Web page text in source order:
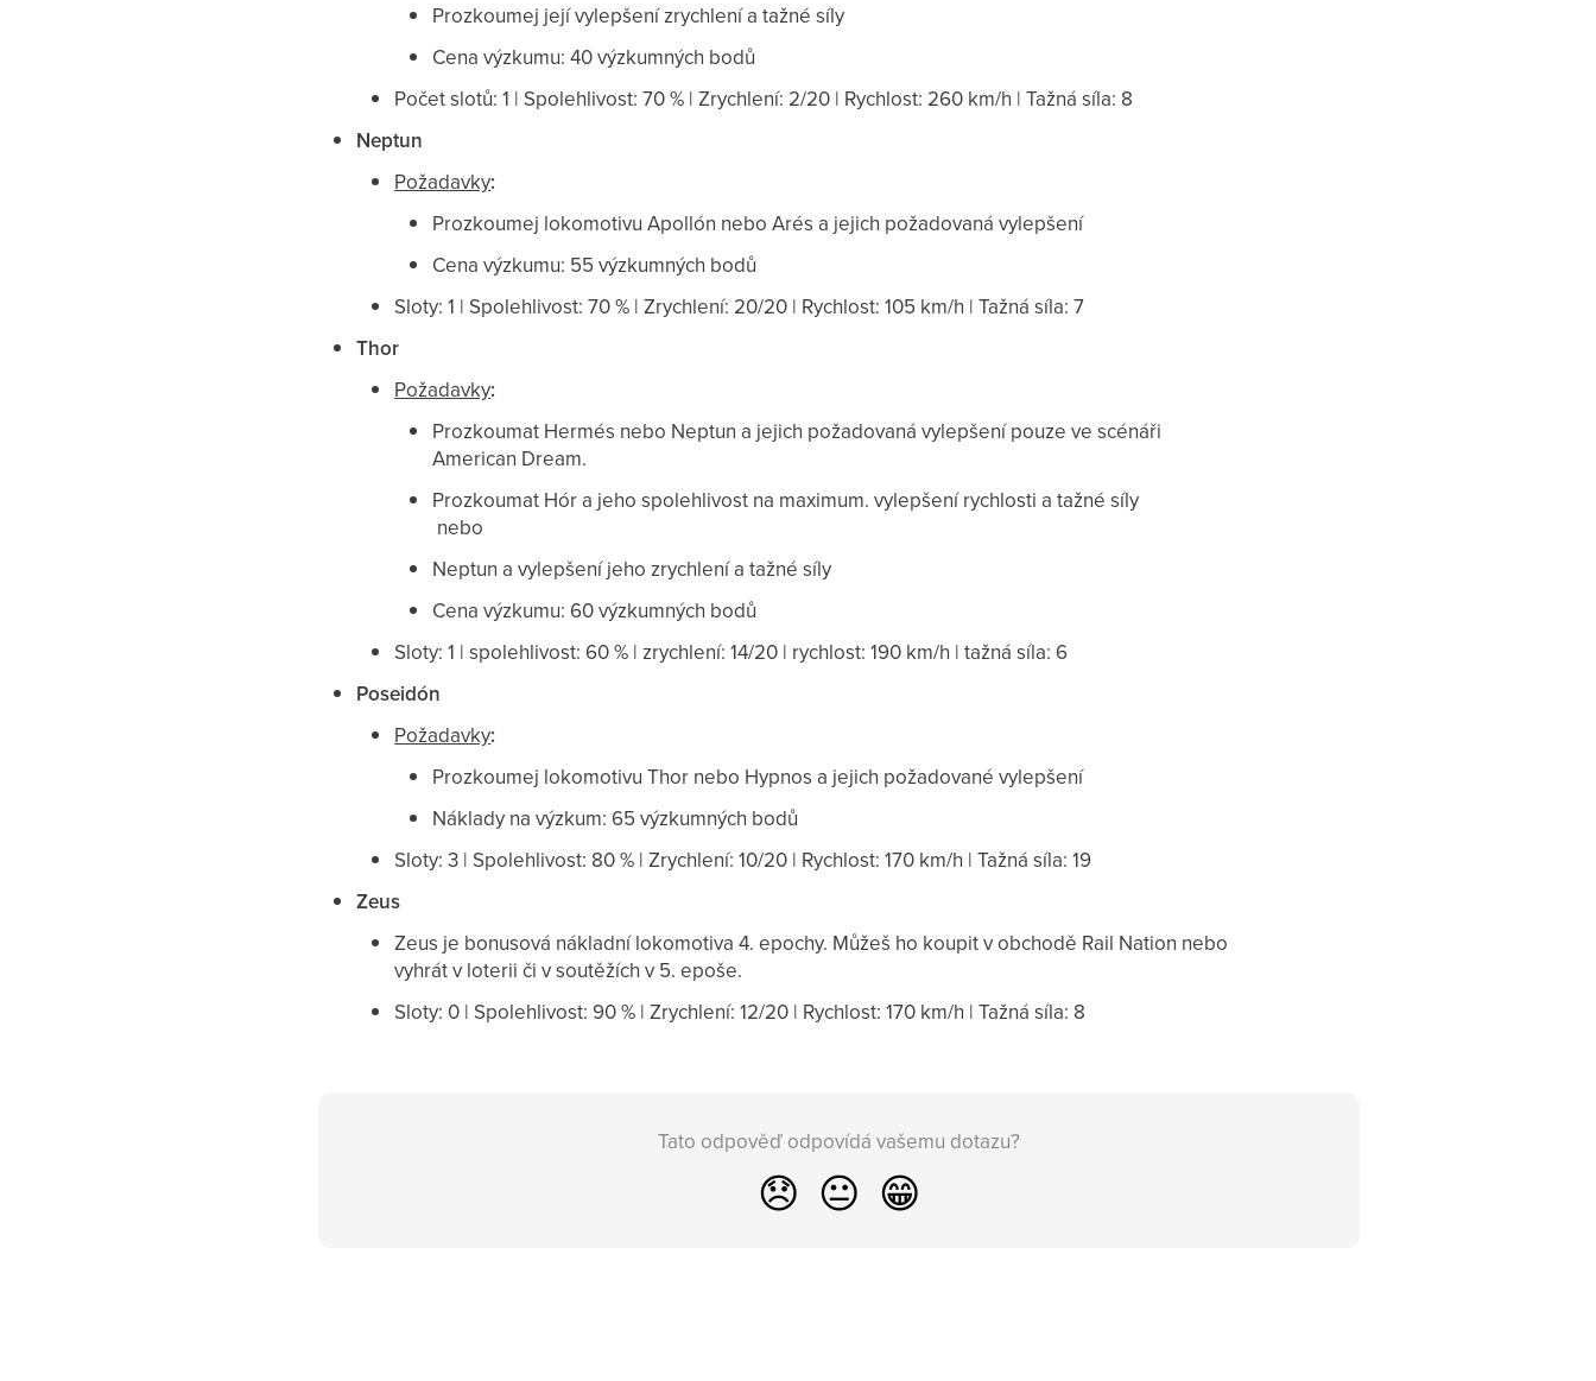
Prozkoumej její vylepšení zrychlení a tažné síly
Cena výzkumu: 40 výzkumných bodů
Počet slotů: 1 | Spolehlivost: 70 % | Zrychlení: 2/20 | Rychlost: 260 km/h | Tažná síla: 8
Neptun
Požadavky:
Prozkoumej lokomotivu Apollón nebo Arés a jejich požadovaná vylepšení
Cena výzkumu: 55 výzkumných bodů
Sloty: 1 | Spolehlivost: 70 % | Zrychlení: 20/20 | Rychlost: 105 km/h | Tažná síla: 7
Thor
Požadavky:
Prozkoumat Hermés nebo Neptun a jejich požadovaná vylepšení pouze ve scénáři
American Dream.
Prozkoumat Hór a jeho spolehlivost na maximum. vylepšení rychlosti a tažné síly
nebo
Neptun a vylepšení jeho zrychlení a tažné síly
Cena výzkumu: 60 výzkumných bodů
Sloty: 1 | spolehlivost: 60 % | zrychlení: 14/20 | rychlost: 190 km/h | tažná síla: 6
Poseidón
Požadavky:
Prozkoumej lokomotivu Thor nebo Hypnos a jejich požadované vylepšení
Náklady na výzkum: 65 výzkumných bodů
Sloty: 3 | Spolehlivost: 80 % | Zrychlení: 10/20 | Rychlost: 170 km/h | Tažná síla: 19
Zeus
Zeus je bonusová nákladní lokomotiva 4. epochy. Můžeš ho koupit v obchodě Rail Nation nebo
vyhrát v loterii či v soutěžích v 5. epoše.
Sloty: 0 | Spolehlivost: 90 % | Zrychlení: 12/20 | Rychlost: 170 km/h | Tažná síla: 8
Tato odpověď odpovídá vašemu dotazu?
😞 😐 😁